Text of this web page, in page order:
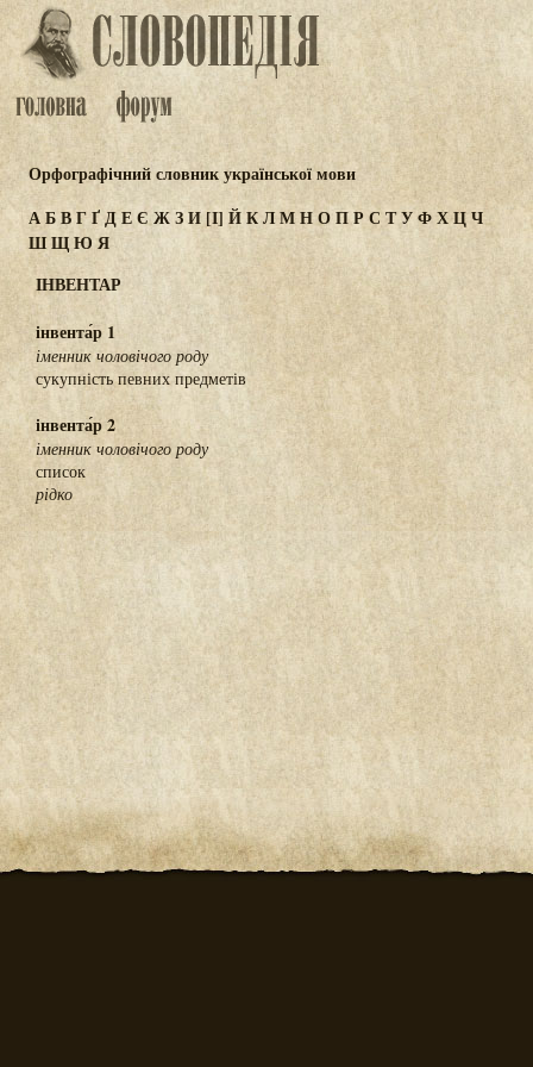
Орфографічний словник української мови
АБВГҐДЕЄ ЖЗИ[І] ЙКЛМНОПР СТУФХЦЧ
ШЩЮЯ
ІНВЕНТАР
інвента́р 1
іменник чоловічого роду
сукупність певних предметів
інвента́р 2
іменник чоловічого роду
список
рідко